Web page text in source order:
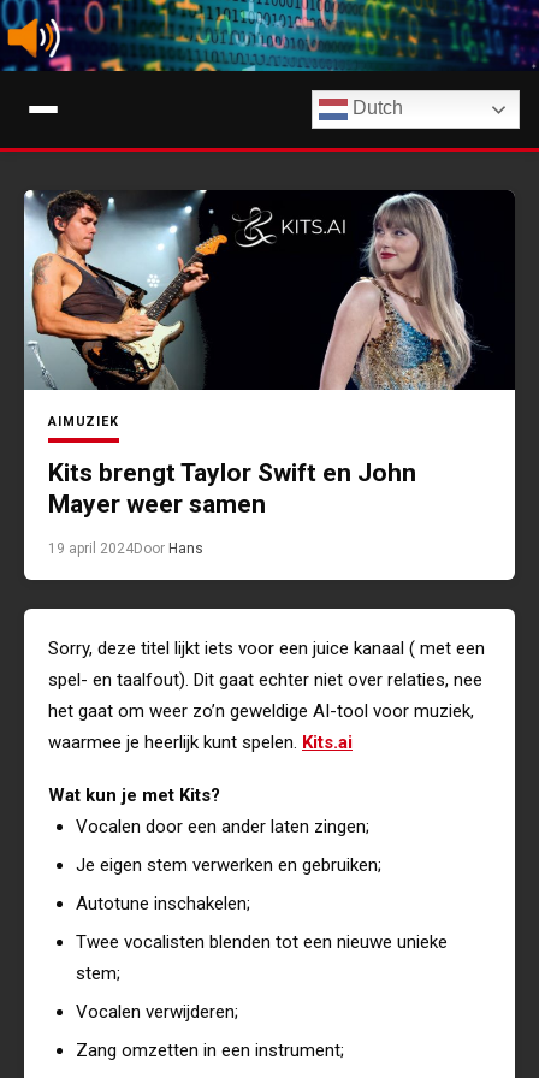
naar
de
inhoudTips, nieuws en info over streaming muziekdiensten en AI-muziek
Dutch
AI MUZIEK
Kits brengt Taylor Swift en John
Mayer weer samen
19 april 2024Door Hans
Sorry, deze titel lijkt iets voor een juice kanaal ( met een
spel- en taalfout). Dit gaat echter niet over relaties, nee
het gaat om weer zo’n geweldige AI-tool voor muziek,
waarmee je heerlijk kunt spelen. Kits.ai
Wat kun je met Kits?
Vocalen door een ander laten zingen;
Je eigen stem verwerken en gebruiken;
Autotune inschakelen;
Twee vocalisten blenden tot een nieuwe unieke
stem;
Vocalen verwijderen;
Zang omzetten in een instrument;